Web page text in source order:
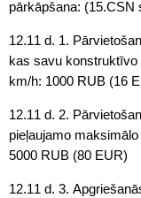
pārkāpšana: (15.CSN
12.11 d. 1.
kas savu
km/h: 1000 RUB (16
12.11 d. 2.
pieļaujamo
5000 RUB (80 EUR)
12.11 d. 3.